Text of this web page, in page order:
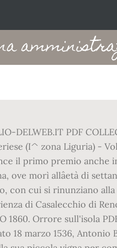
DELWEB.IT PDF
(I^ zona Liguria) -
il primo premio
ove morì allâetà di
con cui si rinunziano
di Casalecchio di
1860. Orrore sull'isola
18 marzo 1536,